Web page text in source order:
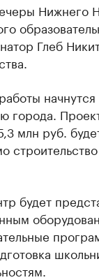
Нижнего
Глеб
города.
млн руб.
будет